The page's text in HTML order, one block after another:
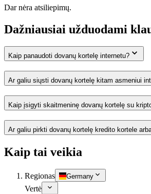
Dar nėra atsiliepimų.
Dažniausiai užduodami
Kaip panaudoti dovanų kortelę internetu?
Ar galiu siųsti dovanų kortelę kitam asmeniui
Kaip įsigyti skaitmeninę dovanų kortelę su
Ar galiu pirkti dovanų kortelę kredito kortele
Kaip tai veikia
Regionas Germany
Vertė